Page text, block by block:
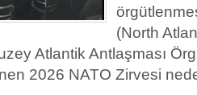
(North
Atlantik Antlaşması
2026 NATO Zirvesi